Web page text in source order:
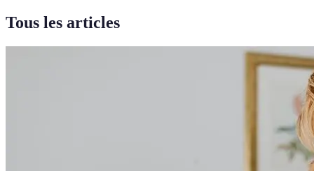
Tous les articles